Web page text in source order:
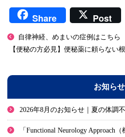
Share Post
自律神経、めまいの症例はこちら
【便秘の方必見】便秘薬に頼らない
お知らせ
2026年8月のお知らせ｜夏の体調
「Functional Neurology Approach